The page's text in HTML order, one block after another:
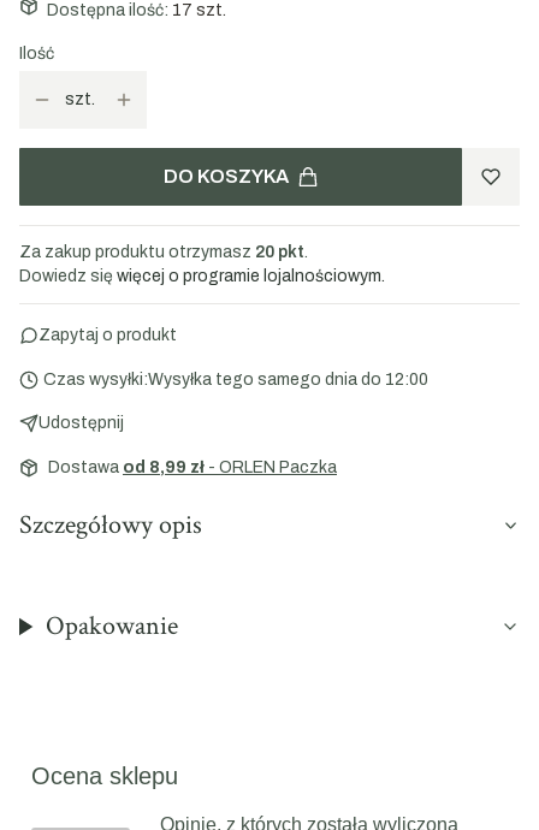
Dostępna ilość: 17 szt.
Ilość
szt.
DO KOSZYKA
Za zakup produktu otrzymasz 20 pkt.
Dowiedz się więcej o programie lojalnościowym.
Zapytaj o produkt
Czas wysyłki:Wysyłka tego samego dnia do 12:00
Udostępnij
Dostawa od 8,99 zł - ORLEN Paczka
Szczegółowy opis
Opakowanie
Ocena sklepu
Opinie, z których została wyliczona